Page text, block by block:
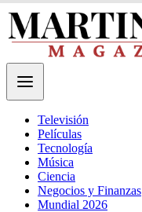
Televisión
Películas
Tecnología
Música
Ciencia
Negocios y Finanzas
Mundial 2026